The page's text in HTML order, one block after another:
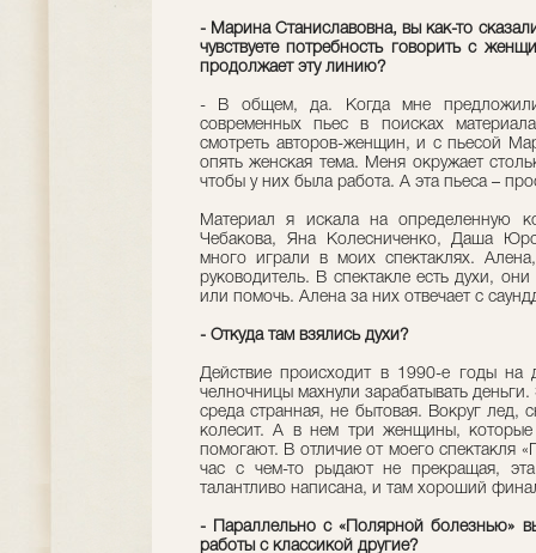
- Марина Станиславовна, вы как-то
чувствуете потребность говорить с
продолжает эту линию?
- В общем, да. Когда мне
современных пьес в поисках
смотреть авторов-женщин, и с пьесой
опять женская тема. Меня окружает
чтобы у них была работа. А эта пьеса –
Материал я искала на определенную
Чебакова, Яна Колесниченко, Даша
много играли в моих спектаклях.
руководитель. В спектакле есть духи,
или помочь. Алена за них отвечает с
- Откуда там взялись духи?
Действие происходит в 1990-е годы на
челночницы махнули зарабатывать
среда странная, не бытовая. Вокруг лед,
колесит. А в нем три женщины,
помогают. В отличие от моего спектакля
час с чем-то рыдают не прекращая,
талантливо написана, и там хороший
- Параллельно с «Полярной болезнью»
работы с классикой другие?